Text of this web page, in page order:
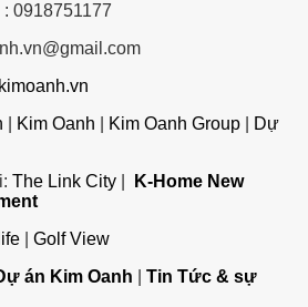
0918751177
Kim Oanh Kim Oanh Group|
Dự
The Link City|
K-Home New
| Golf View
án Kim Oanh
Tin Tức & sự